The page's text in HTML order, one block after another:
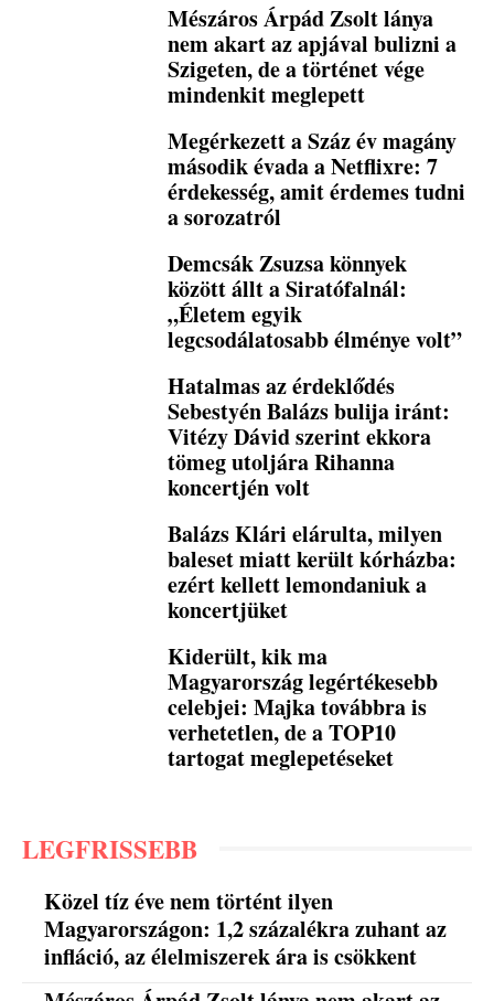
Mészáros Árpád Zsolt lánya
nem akart az apjával bulizni a
Szigeten, de a történet vége
mindenkit meglepett
Megérkezett a Száz év magány
második évada a Netflixre: 7
érdekesség, amit érdemes tudni
a sorozatról
Demcsák Zsuzsa könnyek
között állt a Siratófalnál:
„Életem egyik
legcsodálatosabb élménye volt”
Hatalmas az érdeklődés
Sebestyén Balázs bulija iránt:
Vitézy Dávid szerint ekkora
tömeg utoljára Rihanna
koncertjén volt
Balázs Klári elárulta, milyen
baleset miatt került kórházba:
ezért kellett lemondaniuk a
koncertjüket
Kiderült, kik ma
Magyarország legértékesebb
celebjei: Majka továbbra is
verhetetlen, de a TOP10
tartogat meglepetéseket
LEGFRISSEBB
Közel tíz éve nem történt ilyen
Magyarországon: 1,2 százalékra zuhant az
infláció, az élelmiszerek ára is csökkent